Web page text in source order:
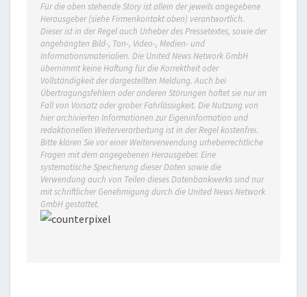
Für die oben stehende Story ist allein der jeweils angegebene
Herausgeber (siehe Firmenkontakt oben) verantwortlich.
Dieser ist in der Regel auch Urheber des Pressetextes, sowie der
angehängten Bild-, Ton-, Video-, Medien- und
Informationsmaterialien. Die United News Network GmbH
übernimmt keine Haftung für die Korrektheit oder
Vollständigkeit der dargestellten Meldung. Auch bei
Übertragungsfehlern oder anderen Störungen haftet sie nur im
Fall von Vorsatz oder grober Fahrlässigkeit. Die Nutzung von
hier archivierten Informationen zur Eigeninformation und
redaktionellen Weiterverarbeitung ist in der Regel kostenfrei.
Bitte klären Sie vor einer Weiterverwendung urheberrechtliche
Fragen mit dem angegebenen Herausgeber. Eine
systematische Speicherung dieser Daten sowie die
Verwendung auch von Teilen dieses Datenbankwerks sind nur
mit schriftlicher Genehmigung durch die United News Network
GmbH gestattet.